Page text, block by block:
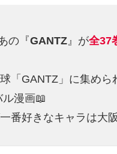
の『GANTZ 』が全37
「GANTZ」に集めら
漫画📖
番好きなキャラは大